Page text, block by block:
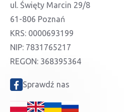
ul. Święty Marcin 29/8
61-806 Poznań
KRS: 0000693199
NIP: 7831765217
REGON: 368395364
Sprawdź nas